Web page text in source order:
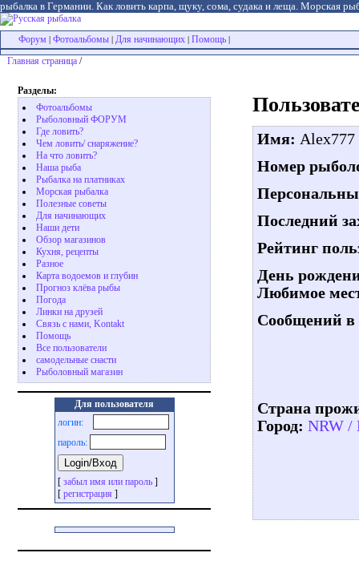
рыбалка в Германии. Как ловить карпа, щуку, сома, судака и леща. Морская
Форум Фотоальбомы Для начинающих Помощь
Главная страница /
Разделы:
Фотоальбомы
Рыболовный ФОРУМ
Где ловить?
Чем ловить/ снаряжение?
На что ловить?
Наша рыба
Рыбалка на платниках
Морская рыбалка
Полезные советы
Для начинающих
Наши дети
Обзор магазинов
Кухня, рецепты
Разное
Карта водоемов и глубин
Прогноз клёва рыбы
Погода
Линки на друзей
Связь с нами, Kontakt
Помощь
Все пользователи
самодельные снасти
Рыболовный магазин
Для пользователя
логин:
пароль:
[ забыл имя или пароль]
[ регистрация ]
Имя: Alex777
Номер
Последний
Рейтинг
День
Любимое
Сообщений в
Страна
Город: NRW /